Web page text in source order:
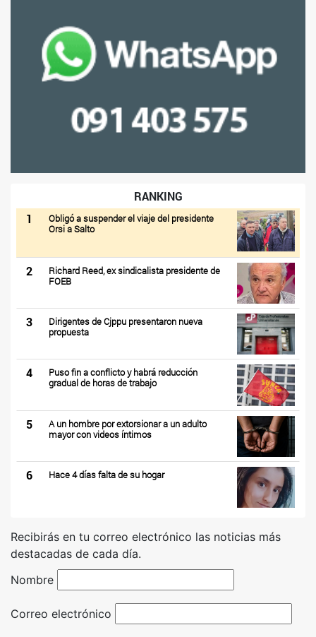
RANKING
1
Obligó a suspender el viaje del presidente
Orsi a Salto
2
Richard Reed, ex sindicalista presidente de
FOEB
3
Dirigentes de Cjppu presentaron nueva
propuesta
4
Puso fin a conflicto y habrá reducción
gradual de horas de trabajo
5
A un hombre por extorsionar a un adulto
mayor con videos íntimos
6 Hace 4 días falta de su hogar
Recibirás en tu correo electrónico las noticias más
destacadas de cada día.
Nombre
Correo electrónico